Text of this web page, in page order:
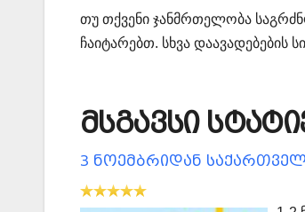
თუ თქვენი ჯანმრთელობა
ჩაიტარებთ. სხვა დაავადებების
მსგავსი
3 ნოემბრიდან